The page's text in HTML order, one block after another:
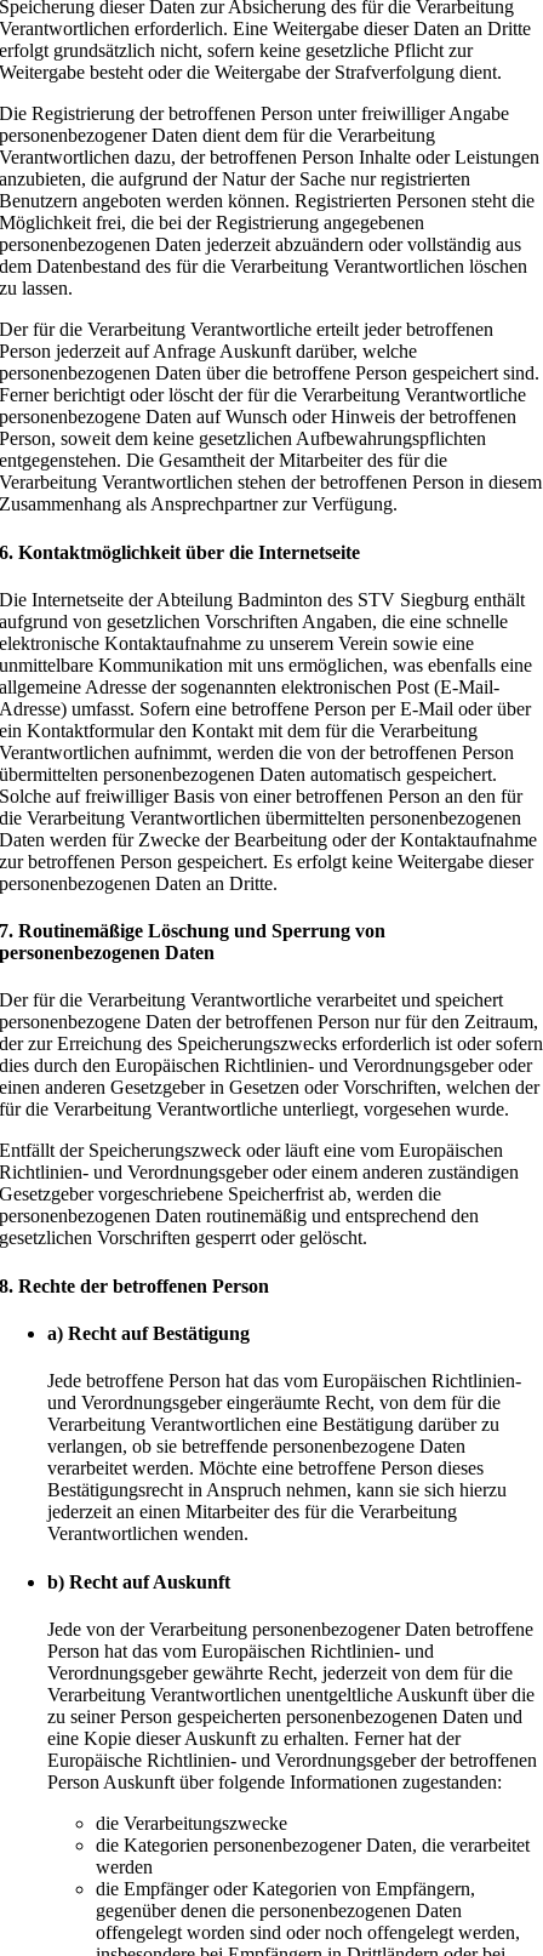
Speicherung dieser Daten zur Absicherung des für die Verarbeitung
Verantwortlichen erforderlich. Eine Weitergabe dieser Daten an Dritte
erfolgt grundsätzlich nicht, sofern keine gesetzliche Pflicht zur
Weitergabe besteht oder die Weitergabe der Strafverfolgung dient.
Die Registrierung der betroffenen Person unter freiwilliger Angabe
personenbezogener Daten dient dem für die Verarbeitung
Verantwortlichen dazu, der betroffenen Person Inhalte oder Leistungen
anzubieten, die aufgrund der Natur der Sache nur registrierten
Benutzern angeboten werden können. Registrierten Personen steht die
Möglichkeit frei, die bei der Registrierung angegebenen
personenbezogenen Daten jederzeit abzuändern oder vollständig aus
dem Datenbestand des für die Verarbeitung Verantwortlichen löschen
zu lassen.
Der für die Verarbeitung Verantwortliche erteilt jeder betroffenen
Person jederzeit auf Anfrage Auskunft darüber, welche
personenbezogenen Daten über die betroffene Person gespeichert sind.
Ferner berichtigt oder löscht der für die Verarbeitung Verantwortliche
personenbezogene Daten auf Wunsch oder Hinweis der betroffenen
Person, soweit dem keine gesetzlichen Aufbewahrungspflichten
entgegenstehen. Die Gesamtheit der Mitarbeiter des für die
Verarbeitung Verantwortlichen stehen der betroffenen Person in diesem
Zusammenhang als Ansprechpartner zur Verfügung.
6. Kontaktmöglichkeit über die Internetseite
Die Internetseite der Abteilung Badminton des STV Siegburg enthält
aufgrund von gesetzlichen Vorschriften Angaben, die eine schnelle
elektronische Kontaktaufnahme zu unserem Verein sowie eine
unmittelbare Kommunikation mit uns ermöglichen, was ebenfalls eine
allgemeine Adresse der sogenannten elektronischen Post (E-Mail-
Adresse) umfasst. Sofern eine betroffene Person per E-Mail oder über
ein Kontaktformular den Kontakt mit dem für die Verarbeitung
Verantwortlichen aufnimmt, werden die von der betroffenen Person
übermittelten personenbezogenen Daten automatisch gespeichert.
Solche auf freiwilliger Basis von einer betroffenen Person an den für
die Verarbeitung Verantwortlichen übermittelten personenbezogenen
Daten werden für Zwecke der Bearbeitung oder der Kontaktaufnahme
zur betroffenen Person gespeichert. Es erfolgt keine Weitergabe dieser
personenbezogenen Daten an Dritte.
7. Routinemäßige Löschung und Sperrung von
personenbezogenen Daten
Der für die Verarbeitung Verantwortliche verarbeitet und speichert
personenbezogene Daten der betroffenen Person nur für den Zeitraum,
der zur Erreichung des Speicherungszwecks erforderlich ist oder sofern
dies durch den Europäischen Richtlinien- und Verordnungsgeber oder
einen anderen Gesetzgeber in Gesetzen oder Vorschriften, welchen der
für die Verarbeitung Verantwortliche unterliegt, vorgesehen wurde.
Entfällt der Speicherungszweck oder läuft eine vom Europäischen
Richtlinien- und Verordnungsgeber oder einem anderen zuständigen
Gesetzgeber vorgeschriebene Speicherfrist ab, werden die
personenbezogenen Daten routinemäßig und entsprechend den
gesetzlichen Vorschriften gesperrt oder gelöscht.
8. Rechte der betroffenen Person
a) Recht auf Bestätigung
Jede betroffene Person hat das vom Europäischen Richtlinien-
und Verordnungsgeber eingeräumte Recht, von dem für die
Verarbeitung Verantwortlichen eine Bestätigung darüber zu
verlangen, ob sie betreffende personenbezogene Daten
verarbeitet werden. Möchte eine betroffene Person dieses
Bestätigungsrecht in Anspruch nehmen, kann sie sich hierzu
jederzeit an einen Mitarbeiter des für die Verarbeitung
Verantwortlichen wenden.
b) Recht auf Auskunft
Jede von der Verarbeitung personenbezogener Daten betroffene
Person hat das vom Europäischen Richtlinien- und
Verordnungsgeber gewährte Recht, jederzeit von dem für die
Verarbeitung Verantwortlichen unentgeltliche Auskunft über die
zu seiner Person gespeicherten personenbezogenen Daten und
eine Kopie dieser Auskunft zu erhalten. Ferner hat der
Europäische Richtlinien- und Verordnungsgeber der betroffenen
Person Auskunft über folgende Informationen zugestanden:
die Verarbeitungszwecke
die Kategorien personenbezogener Daten, die verarbeitet
werden
die Empfänger oder Kategorien von Empfängern,
gegenüber denen die personenbezogenen Daten
offengelegt worden sind oder noch offengelegt werden,